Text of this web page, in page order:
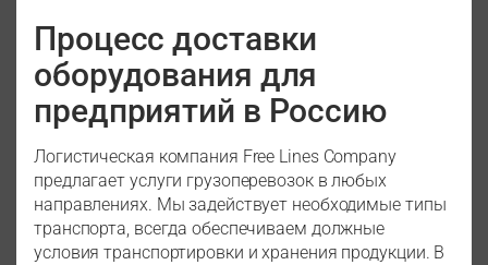
Процесс доставки
оборудования для
предприятий в Россию
Логистическая компания Free Lines Company
предлагает услуги грузоперевозок в любых
направлениях. Мы задействует необходимые типы
транспорта, всегда обеспечиваем должные
условия транспортировки и хранения продукции. В